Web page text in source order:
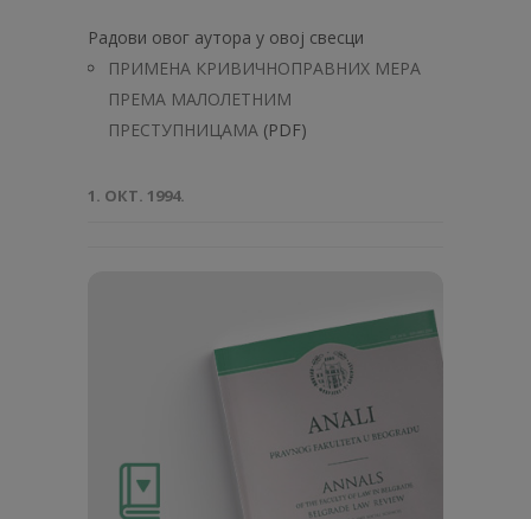
Радови овог аутора у овој свесци
ПРИМЕНА КРИВИЧНОПРАВНИХ МЕРА
ПРЕМА МАЛОЛЕТНИМ
ПРЕСТУПНИЦАМА (PDF)
1. ОКТ. 1994.